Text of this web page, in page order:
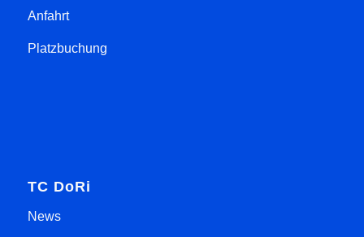
Anfahrt
Platzbuchung
TC DoRi
News